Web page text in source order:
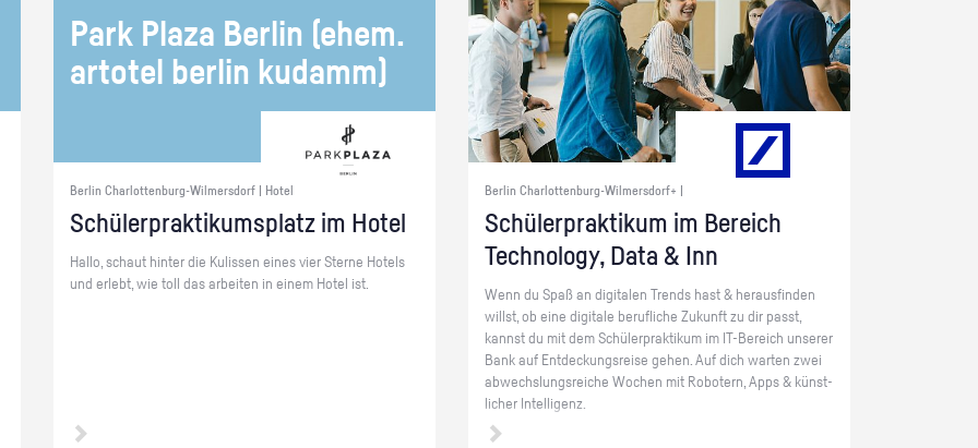
Park Plaza Ber­lin (ehem.
ar­to­tel ber­lin ku­damm)
Berlin Charlottenburg-Wilmersdorf | Hotel
Schü­ler­prak­ti­kums­platz im Hotel
Hallo, schaut hin­ter die Ku­lis­sen eines vier Ster­ne Ho­tels
und er­lebt, wie toll das ar­bei­ten in einem Hotel ist.
Berlin Charlottenburg-Wilmersdorf+ |
Schü­ler­prak­ti­kum im Be­reich
Tech­no­lo­gy, Data & Inn
Wenn du Spaß an di­gi­ta­len Trends hast & her­aus­fin­den
willst, ob eine di­gi­ta­le be­ruf­li­che Zu­kunft zu dir passt,
kannst du mit dem Schü­ler­prak­ti­kum im IT-Be­reich un­se­rer
Bank auf Ent­de­ckungs­rei­se gehen. Auf dich war­ten zwei
ab­wechs­lungs­rei­che Wo­chen mit Ro­bo­tern, Apps & künst­
li­cher In­tel­li­genz.